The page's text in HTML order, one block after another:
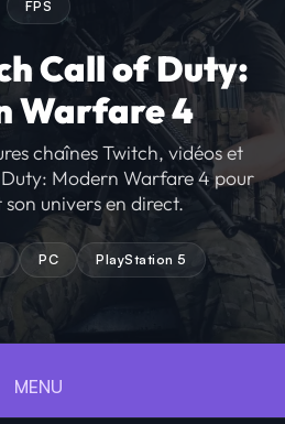
FPS
Call of Duty:
Warfare 4
chaînes Twitch, vidéos et
Modern Warfare 4 pour
univers en direct.
PC PlayStation 5
MENU